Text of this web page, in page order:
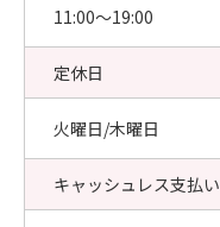
11:00〜19:00
定休日
火曜日/木曜日
キャッシュレス支払い